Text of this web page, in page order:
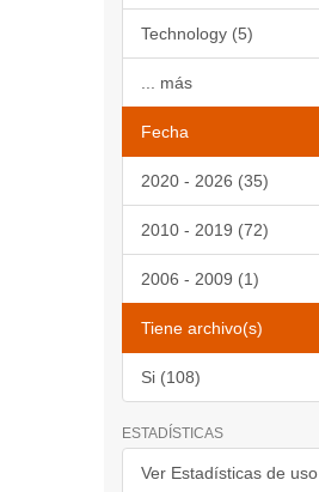
Technology (5)
... más
Fecha
2020 - 2026 (35)
2010 - 2019 (72)
2006 - 2009 (1)
Tiene archivo(s)
Si (108)
ESTADÍSTICAS
Ver Estadísticas de uso